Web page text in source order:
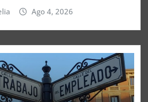
Ago 4, 2026